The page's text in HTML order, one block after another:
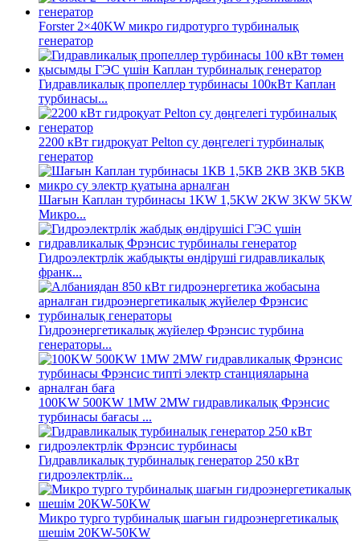
Forster 2×40KW микро гидротурго турбиналық
генератор
Гидравликалық пропеллер турбинасы 100кВт Каплан
турбинасы...
2200 кВт гидроқуат Pelton су дөңгелегі турбиналық
генератор
Шағын Каплан турбинасы 1KW 1,5KW 2KW 3KW 5KW
Микро...
Гидроэлектрлік жабдықты өндіруші гидравликалық
франк...
Гидроэнергетикалық жүйелер Фрэнсис турбина
генераторы...
100KW 500KW 1MW 2MW гидравликалық Фрэнсис
турбинасы бағасы ...
Гидравликалық турбиналық генератор 250 кВт
гидроэлектрлік...
Микро турго турбиналық шағын гидроэнергетикалық
шешім 20KW-50KW